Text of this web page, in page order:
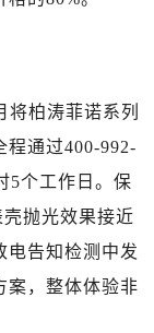
将柏涛菲诺系列
程通过400-992-
5个工作日。保
抛光效果接近
电告知检测中发
案，整体体验非